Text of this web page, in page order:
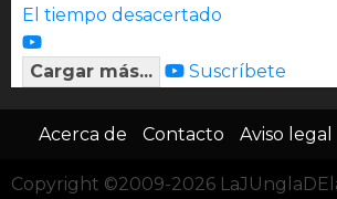
El tiempo desacertado
Cargar más... Suscríbete
Acerca de Contacto Aviso legal
Copyright ©2009-2026